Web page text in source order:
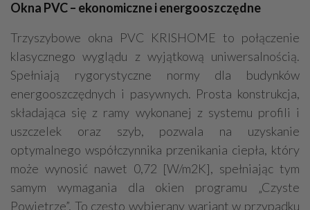
Okna PVC – ekonomiczne i energooszczędne
Trzyszybowe okna PVC KRISHOME to połączenie
klasycznego wyglądu z wyjątkową uniwersalnością.
Spełniają rygorystyczne normy dla budynków
energooszczędnych i pasywnych. Prosta konstrukcja,
składająca się z ramy wykonanej z systemu profili i
uszczelek oraz szyb, pozwala na uzyskanie
optymalnego współczynnika przenikania ciepła, który
może wynosić nawet 0,72 [W/m2K], spełniając tym
samym wymagania dla okien programu „Czyste
Powietrze”, To często wybierany wariant w przypadku